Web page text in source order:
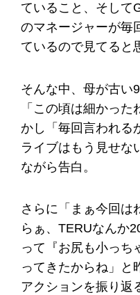
ていること、そして
のマネージャーが毎
ているので見てると
そんな中、母が古い
「この頃は細かっ
かし「毎回言われる
ライブはもう見せな
ながら告白。
さらに「まぁ今回は
らぁ、TERUなんか
って『お尻も小っち
ってきたからね」と
アクションを振り返